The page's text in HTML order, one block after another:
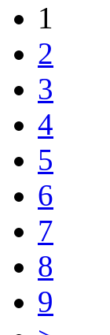
1
2
3
4
5
6
7
8
9